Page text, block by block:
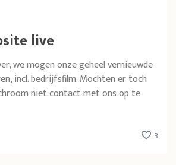
live
we mogen onze geheel vernieuwde
incl. bedrijfsfilm. Mochten er toch
niet contact met ons op te
3